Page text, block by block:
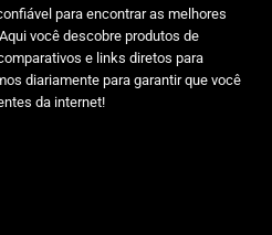
para encontrar as melhores
você descobre produtos de
e links diretos para
diariamente para garantir que você
da internet!